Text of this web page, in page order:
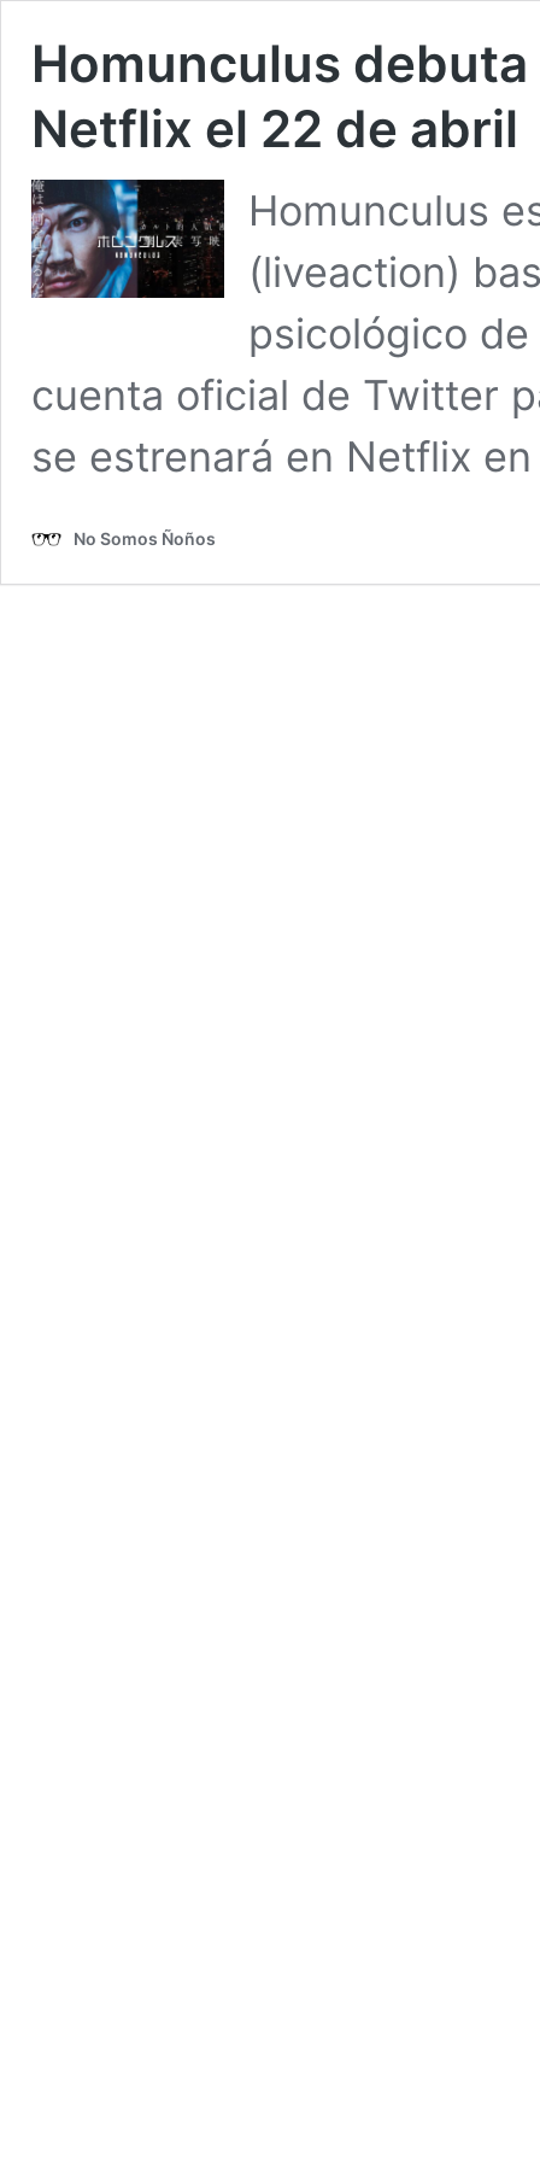
Homunculus
Netflix el 22 de abril
Homunculus
(liveaction)
psicológico de
cuenta oficial de Twitter
se estrenará en Netflix
No Somos Ñoños